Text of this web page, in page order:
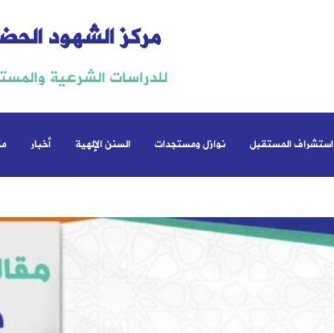
مركز الشهود
للدراسات الشرعية
استشراف المستقبل نوازل ومستجدات السنن الإلهية أخبار